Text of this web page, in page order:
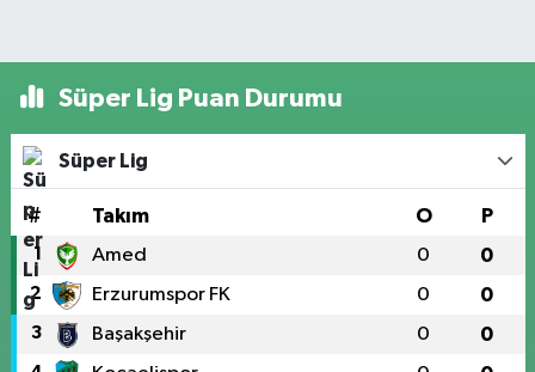
Süper Lig Puan Durumu
Süper Lig
# Takım O P
1 Amed 0 0
2 Erzurumspor FK 0 0
3 Başakşehir 0 0